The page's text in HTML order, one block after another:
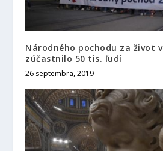
Národného pochodu za život
zúčastnilo 50 tis. ľudí
26 septembra, 2019